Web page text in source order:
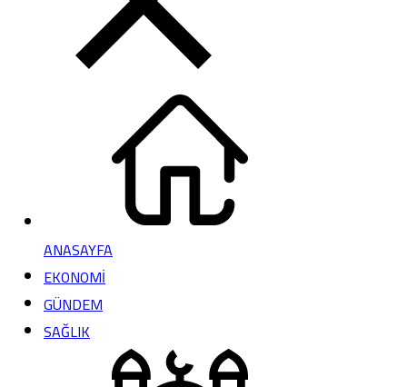
ANASAYFA
EKONOMİ
GÜNDEM
SAĞLIK